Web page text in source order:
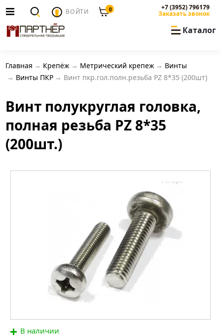
ВОЙТИ 0 +7 (3952) 796179
Заказать звонок
Каталог
Главная Крепёж Метрический крепеж
Винты
Винты ПКР
Винт пкр.гол.полн.резьба PZ 8*35 (200шт)
Винт полукруглая головка,
полная резьба PZ 8*35
(200шт.)
В наличии